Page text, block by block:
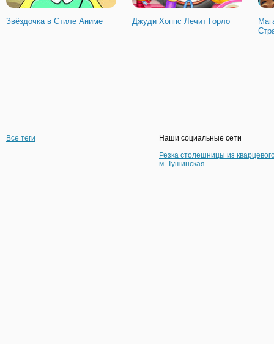
Звёздочка в Стиле Аниме Джуди Хоппс Лечит Горло
Все теги
Наши социальные сети
Резка столешницы из
м. Тушинская